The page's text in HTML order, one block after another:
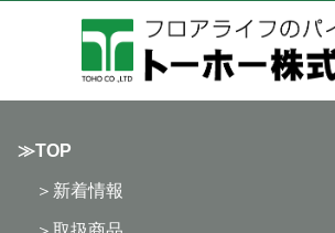
TOP
新着情報